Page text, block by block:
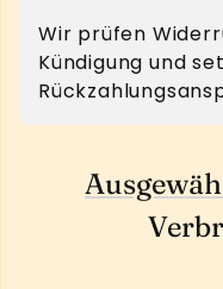
Wir prüfen
Kündigung und